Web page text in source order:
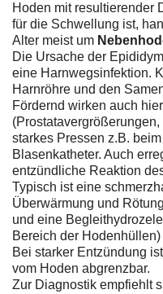
Hoden mit resultierender
für die Schwellung ist,
Alter meist um
Die Ursache der
eine Harnwegsinfektion.
Harnröhre und den
Fördernd wirken auch
starkes Pressen z.B.
Blasenkatheter. Auch
entzündliche Reaktion
Typisch ist eine
Überwärmung und
und eine
Bereich der
Bei starker Entzündung
vom Hoden abgrenzbar.
Zur Diagnostik empfiehlt